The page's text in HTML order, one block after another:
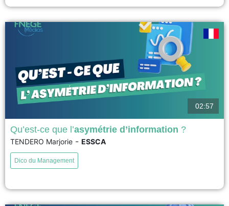
voir
L’asymétrie d’information désigne une situation dans laquelle les acteurs
d’un échange ne disposent pas des mêmes informations. Ce concept
permet de comprendre des phénomènes comme la sélection adverse,
02:57
Qu’est-ce que l’asymétrie d’information ?
TENDERO Marjorie - ESSCA
Dico du Management